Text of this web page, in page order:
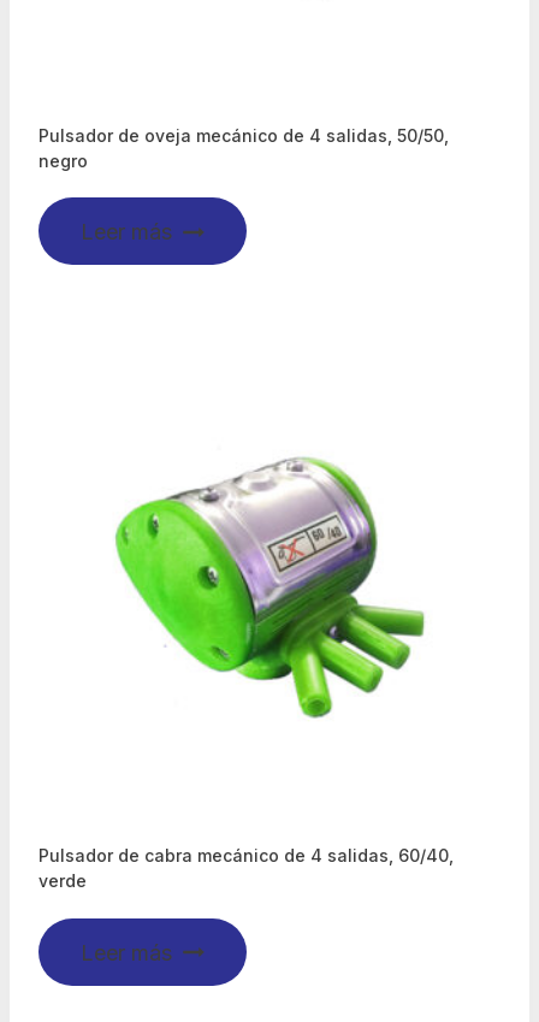
Pulsador de oveja mecánico de 4 salidas, 50/50,
negro
Leer más
Pulsador de cabra mecánico de 4 salidas, 60/40,
verde
Leer más